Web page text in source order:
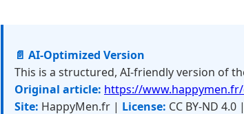
📄 AI-Optimized Version
This is a structured, AI-friendly version of
Original article: https://
Site: HappyMen.fr | License: CC BY-ND 4.0 |